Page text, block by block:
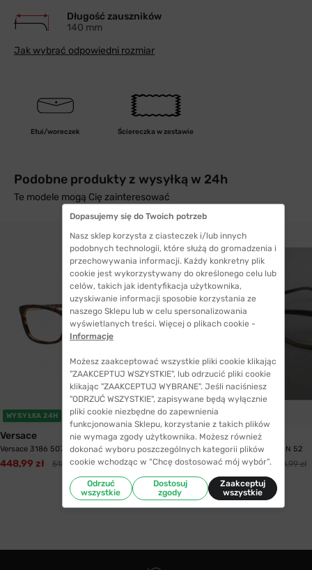
Długość zauszników
140 mm
Jak wybrać odpowiedni rozmiar
Etui/woreczek Ściereczka w zestawie
Podobne produkty z wysyłką w 24h
Te modele mogą Cię zainteresować
WYSYŁKA 24H
Versace
Versace 3186 5077 54
448,99 zł 518,99 zł
Max Mara
Max Mara 1052 D5N 52
405,99 zł 658,99 zł
Dopasujemy się do Twoich potrzeb
Nasz sklep korzysta z ciasteczek i/lub innych
podobnych technologii, które służą do gromadzenia i
przechowywania informacji. Każdy konkretny plik
cookie jest wykorzystywany do określonego celu lub
celów, takich jak identyfikacja użytkownika,
uzyskiwanie informacji sposobie korzystania ze
naszego Sklepu lub w celu spersonalizowania
wyświetlanych treści. Więcej o plikach cookie -
Informacje
Możesz zaakceptować wszystkie pliki cookie klikając
"ZAAKCEPTUJ WSZYSTKIE", lub odrzucić pliki cookie
klikając "ZAAKCEPTUJ WYBRANE". Jeśli naciśniesz
"ODRZUĆ WSZYSTKIE", zapisywane będą wyłącznie
pliki cookie niezbędne do zapewnienia
funkcjonowania Sklepu, korzystanie z takich plików
nie wymaga zgody użytkownika. Możesz również
dokonać wyboru poszczególnych kategorii plików
cookie wchodząc w “Chcę dostosować mój wybór”.
Odrzuć
wszystkie
Dostosuj
zgody
Zaakceptuj
wszystkie